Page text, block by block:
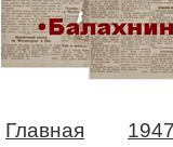
Главная 1947